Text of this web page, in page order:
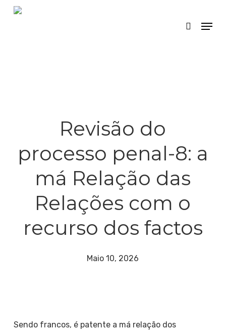
Skip
search
Menu
Revisão do
processo penal-8: a
má Relação das
Relações com o
recurso dos factos
Maio 10, 2026
Sendo francos, é patente a má relação dos